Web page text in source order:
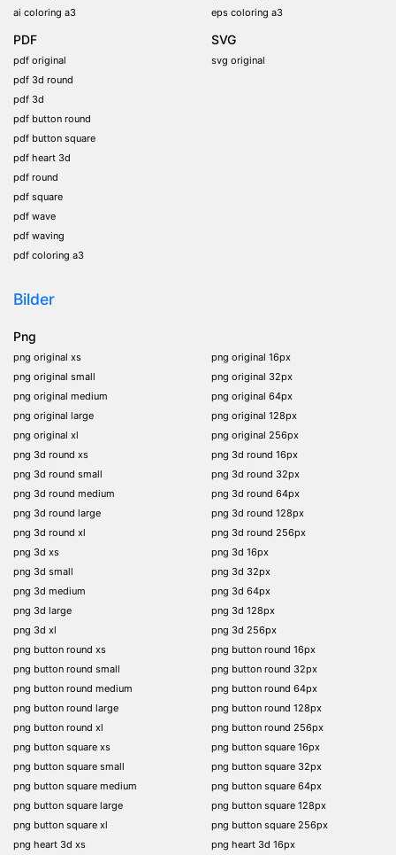
ai coloring a3
eps coloring a3
PDF
pdf original
pdf 3d round
pdf 3d
pdf button round
pdf button square
pdf heart 3d
pdf round
pdf square
pdf wave
pdf waving
pdf coloring a3
SVG
svg original
Bilder
Png
png original xs
png original small
png original medium
png original large
png original xl
png 3d round xs
png 3d round small
png 3d round medium
png 3d round large
png 3d round xl
png 3d xs
png 3d small
png 3d medium
png 3d large
png 3d xl
png button round xs
png button round small
png button round medium
png button round large
png button round xl
png button square xs
png button square small
png button square medium
png button square large
png button square xl
png heart 3d xs
png original 16px
png original 32px
png original 64px
png original 128px
png original 256px
png 3d round 16px
png 3d round 32px
png 3d round 64px
png 3d round 128px
png 3d round 256px
png 3d 16px
png 3d 32px
png 3d 64px
png 3d 128px
png 3d 256px
png button round 16px
png button round 32px
png button round 64px
png button round 128px
png button round 256px
png button square 16px
png button square 32px
png button square 64px
png button square 128px
png button square 256px
png heart 3d 16px